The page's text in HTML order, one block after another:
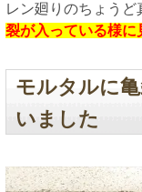
レン廻りのちょうど
裂が入っている様に
モルタルに
いました